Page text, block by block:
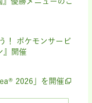
！ ポケモンサービ
』開催
2026」を開催